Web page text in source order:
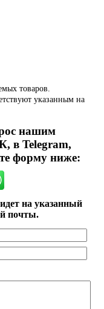
товаров.
указанным на
нашим
в Telegram,
форму ниже:
на указанный
почты.